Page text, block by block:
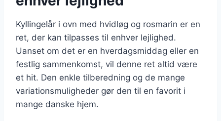
Kyllingelår i ovn med hvidløg og rosmarin er en
ret, der kan tilpasses til enhver lejlighed.
Uanset om det er en hverdagsmiddag eller en
festlig sammenkomst, vil denne ret altid være
et hit. Den enkle tilberedning og de mange
variationsmuligheder gør den til en favorit i
mange danske hjem.